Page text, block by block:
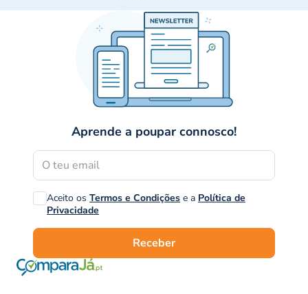
Aprende a poupar connosco!
Aceito os Termos e Condições e a Política de
Privacidade
Receber